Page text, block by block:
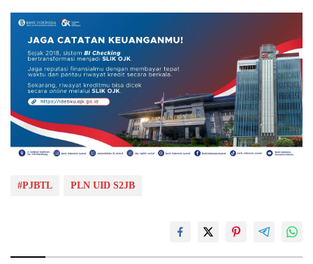
#PJBTL PLN UID S2JB